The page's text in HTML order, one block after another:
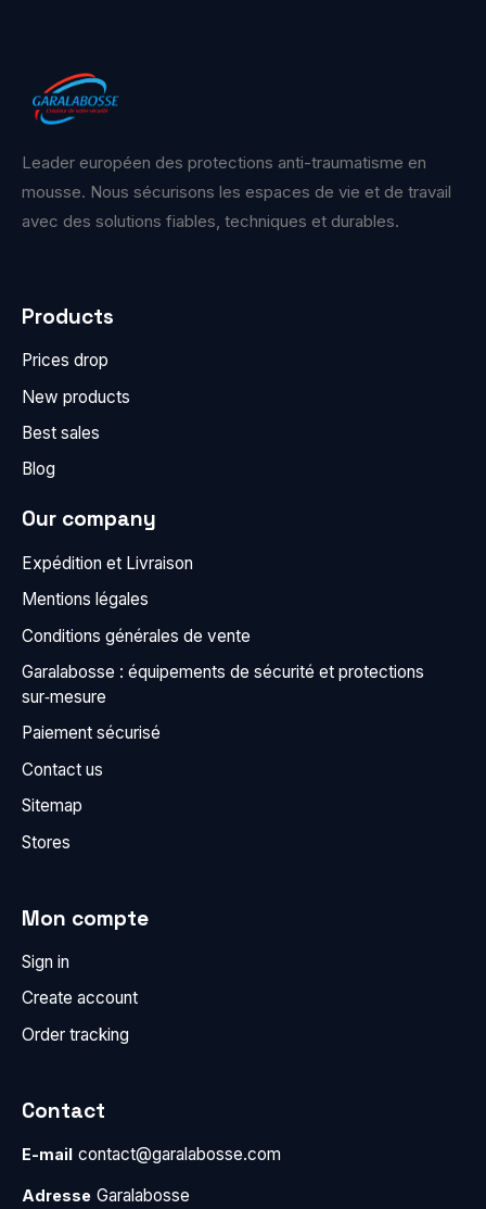
Leader européen des protections anti-traumatisme en
mousse. Nous sécurisons les espaces de vie et de travail
avec des solutions fiables, techniques et durables.
Products
Prices drop
New products
Best sales
Blog
Our company
Expédition et Livraison
Mentions légales
Conditions générales de vente
Garalabosse : équipements de sécurité et protections
sur‑mesure
Paiement sécurisé
Contact us
Sitemap
Stores
Mon compte
Sign in
Create account
Order tracking
Contact
E-mail contact@garalabosse.com
Adresse Garalabosse